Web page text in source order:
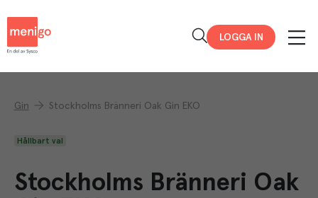
LOGGA IN
Gin Stockholms Bränneri Oak Gin EKO
Hållbart val
Stockholms Bränneri Oak